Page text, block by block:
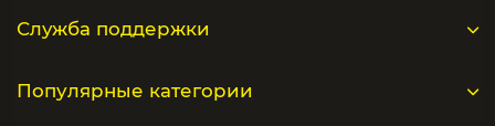
Служба поддержки
Популярные категории